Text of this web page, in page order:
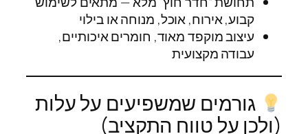
קבוע, אירוח, אוכל, מנוחה או בילוי
עיצוב מוקפד מאוד, חומרים איכותיים,
עבודה מקצועית
גורמים שמשפיעים על עלות
(ולכן על טווח התקציב)